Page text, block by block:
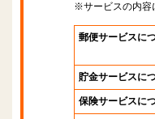
※サービスの内容
郵便サービスに
貯金サービスに
保険サービスに